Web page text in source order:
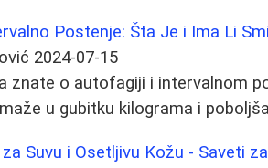
Postenje: Šta Je i Ima Li
2024-07-15
znate o autofagiji i intervalnom
u gubitku kilograma i
Suvu i Osetljivu Kožu - Saveti